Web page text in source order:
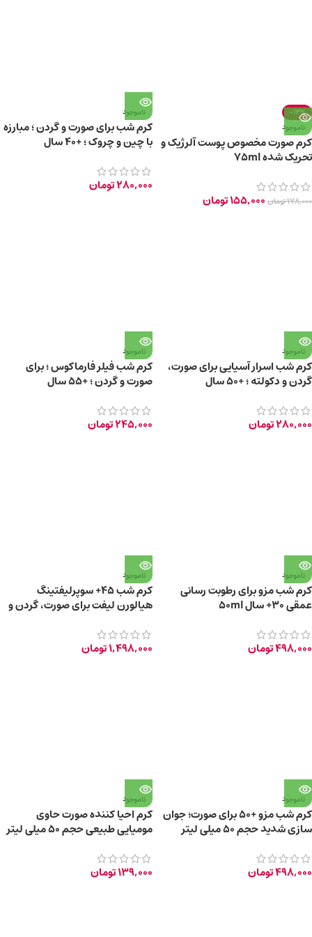
-13%
ناموجود
کرم صورت مخصوص پوست آلرژیک و
تحریک شده 75ml
178,000تومان 155,000تومان
ناموجود
کرم شب برای صورت و گردن ؛ مبارزه
با چین و چروک ؛ +40 سال
280,000تومان
ناموجود
کرم شب اسرار آسیایی برای صورت،
گردن و دکولته ؛ +50 سال
280,000تومان
ناموجود
کرم شب فیلر فارماکوس ؛ برای
صورت و گردن ؛ +55 سال
245,000تومان
ناموجود
کرم شب مزو برای رطوبت رسانی
عمقی 30+ سال 50ml
498,000تومان
ناموجود
کرم شب 45+ سوپرلیفتینگ
هیالورن لیفت برای صورت، گردن و
1,498,000تومان
ناموجود
کرم شب مزو +50 برای صورت؛ جوان
سازی شدید حجم 50 میلی لیتر
498,000تومان
ناموجود
کرم احیا کننده صورت حاوی
مومیایی طبیعی حجم ۵۰ میلی لیتر
139,000تومان